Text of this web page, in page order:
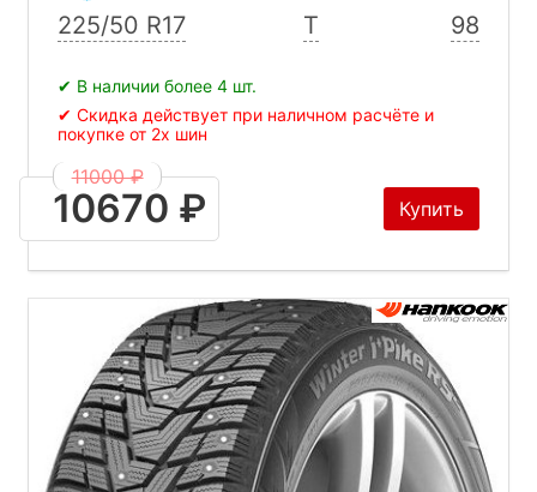
225/50 R17 T 98
✔ В наличии более 4 шт.
✔ Скидка действует при наличном расчёте и
покупке от 2х шин
11000 ₽
10670 ₽ Купить